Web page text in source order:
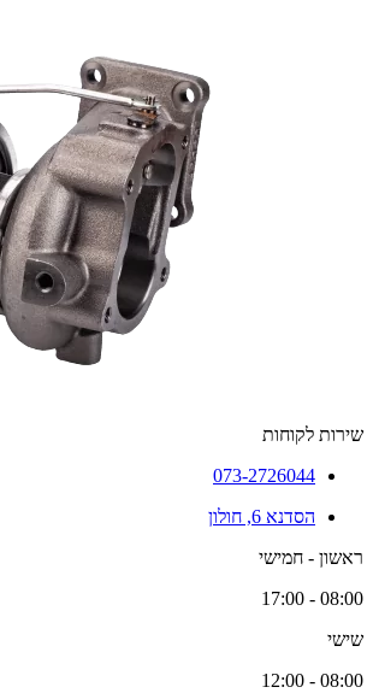
שירות לקוחות
073-2726044
הסדנא 6, חולון
ראשון - חמישי
08:00 - 17:00
שישי
08:00 - 12:00